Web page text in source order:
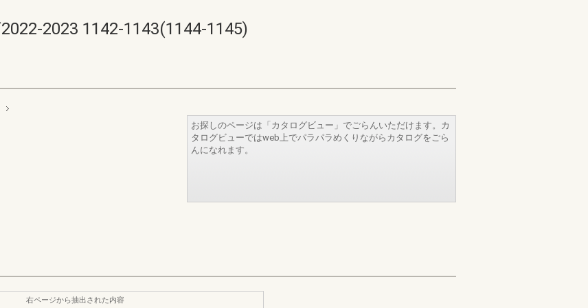
2023 1142-1143(1144-1145)
お探しのページは「カタログビュー」でごらんいただけます。カ
タログビューではweb上でパラパラめくりながらカタログをごら
んになれます。
右ページから抽出された内容